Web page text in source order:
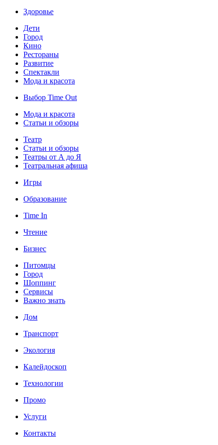
Здоровье
Дети
Город
Кино
Рестораны
Развитие
Спектакли
Мода и красота
Выбор Time Out
Мода и красота
Статьи и обзоры
Театр
Статьи и обзоры
Театры от А до Я
Театральная афиша
Игры
Образование
Time In
Чтение
Бизнес
Питомцы
Город
Шоппинг
Сервисы
Важно знать
Дом
Транспорт
Экология
Калейдоскоп
Технологии
Промо
Услуги
Контакты